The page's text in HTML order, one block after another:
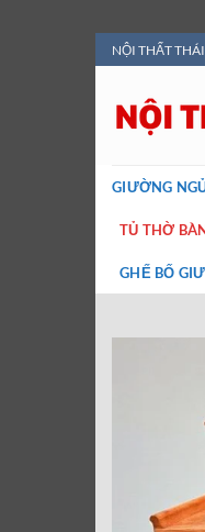
Bỏ
qua
nội
dung
NỘI THẤT
GIƯỜNG
TỦ THỜ
GHẾ BỐ